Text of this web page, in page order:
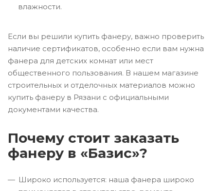
влажности.
Если вы решили купить фанеру, важно проверить
наличие сертификатов, особенно если вам нужна
фанера для детских комнат или мест
общественного пользования. В нашем магазине
строительных и отделочных материалов можно
купить фанеру в Рязани с официальными
документами качества.
Почему стоит заказать
фанеру в «Базис»?
Широко используется: наша фанера широко